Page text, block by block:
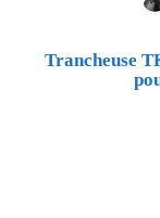
Trancheuse